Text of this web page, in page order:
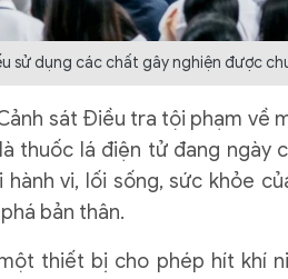
sử dụng các chất gây nghiện được
sát Điều tra tội phạm về
thuốc lá điện tử đang ngày
vi, lối sống, sức khỏe
bản thân.
thiết bị cho phép hít khí